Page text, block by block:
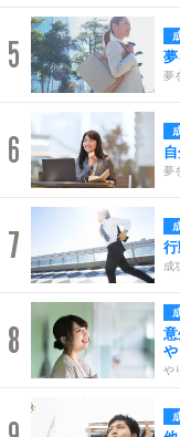
5 夢
夢
6 夢
7 行
成
8
意
や
や